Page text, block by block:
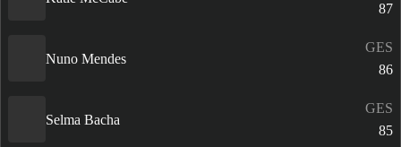
87
Nuno Mendes
GES
86
Selma Bacha
GES
85